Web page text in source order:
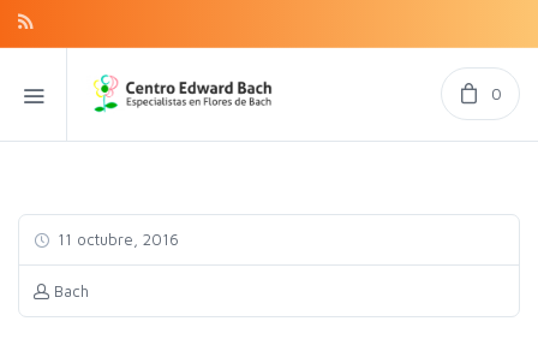
0
11 octubre, 2016
Bach